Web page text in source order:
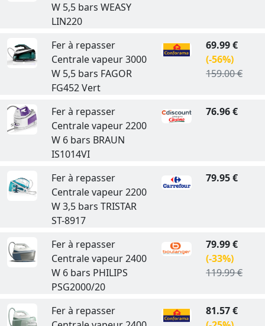
W 5,5 bars WEASY
LIN220
Fer à repasser
Centrale vapeur 3000
W 5,5 bars FAGOR
FG452 Vert
69.99 €
(-56%)
159.00 €
Fer à repasser
Centrale vapeur 2200
W 6 bars BRAUN
IS1014VI
76.96 €
Fer à repasser
Centrale vapeur 2200
W 3,5 bars TRISTAR
ST-8917
79.95 €
Fer à repasser
Centrale vapeur 2400
W 6 bars PHILIPS
PSG2000/20
79.99 €
(-33%)
119.99 €
Fer à repasser
81.57 €